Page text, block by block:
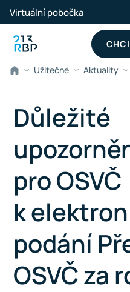
Přeskočit na hlavní obsah
Virtuální pobočka
Užitečné Aktuality
Důležité
pro OSVČ
k
podání
OSVČ za